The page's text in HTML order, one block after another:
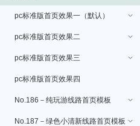
pc标准版首页效果一（默认）
pc标准版首页效果二
pc标准版首页效果三
pc标准版首页效果四
No.186－纯玩游线路首页模板
No.187－绿色小清新线路首页模板